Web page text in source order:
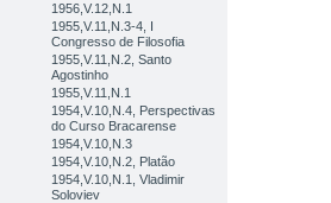
1956,V.12,N.1
1955,V.11,N.3-4, I
Congresso de Filosofia
1955,V.11,N.2, Santo
Agostinho
1955,V.11,N.1
1954,V.10,N.4, Perspectivas
do Curso Bracarense
1954,V.10,N.3
1954,V.10,N.2, Platão
1954,V.10,N.1, Vladimir
Soloviev